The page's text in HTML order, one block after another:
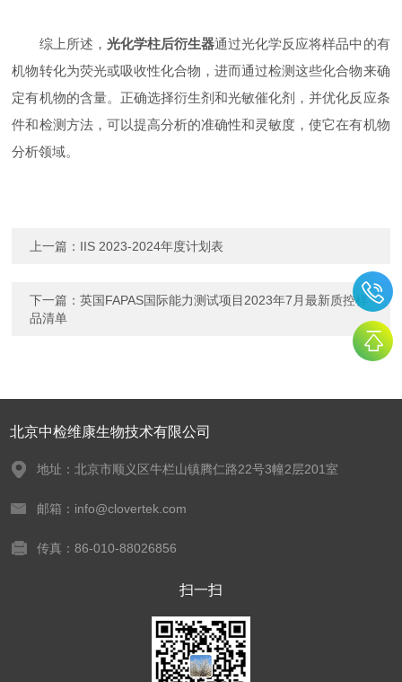
综上所述， 光化学柱后衍生器通过光化学反应将样品中的有
机物转化为荧光或吸收性化合物，进而通过检测这些化合物来确
定有机物的含量。正确选择衍生剂和光敏催化剂，并优化反应条
件和检测方法，可以提高分析的准确性和灵敏度，使它在有机物
分析领域。
上一篇： IIS 2023-2024年度计划表
下一篇：英国FAPAS国际能力测试项目2023年7月最新质控样
品清单
北京中检维康生物技术有限公司
地址：北京市顺义区牛栏山镇腾仁路22号3幢2层201室
邮箱：info@clovertek.com
传真：86-010-88026856
扫一扫